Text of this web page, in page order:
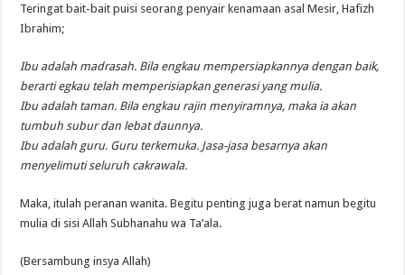
Teringat bait-bait puisi seorang penyair kenamaan asal Mesir, Hafizh
Ibrahim;
Ibu adalah madrasah. Bila engkau mempersiapkannya dengan baik,
berarti egkau telah memperisiapkan generasi yang mulia.
Ibu adalah taman. Bila engkau rajin menyiramnya, maka ia akan
tumbuh subur dan lebat daunnya.
Ibu adalah guru. Guru terkemuka. Jasa-jasa besarnya akan
menyelimuti seluruh cakrawala.
Maka, itulah peranan wanita. Begitu penting juga berat namun begitu
mulia di sisi Allah Subhanahu wa Ta’ala.
(Bersambung insya Allah)